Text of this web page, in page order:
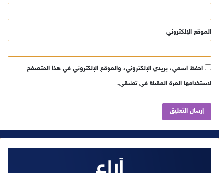
الموقع الإلكتروني
احفظ اسمي، بريدي الإلكتروني، والموقع الإلكتروني في هذا المتصفح
لاستخدامها المرة المقبلة في تعليقي.